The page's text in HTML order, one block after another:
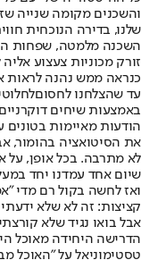
והשכנים מקומה שנייה
שלנו, בדירה הנוכחית
השכנה מלמטה, שפחות
זורק מכוניות צעצוע
כנראה ממש נהנה לראות
עד שהצלחנו לחסום
באמצעות שיחים
הודעות מאיימות בטונים
את הסיטואציה בהומור,
לא מתרבה. בכל אופן, על
שיום אחד עמדנו יחד
ואז לחשה בקול רם מדי
קציצות: זה לא שלא ידעתי
אבל בואו נגיד שלא
הדרישה היחידה מאוכל
טסטימוניאל על "האוכל